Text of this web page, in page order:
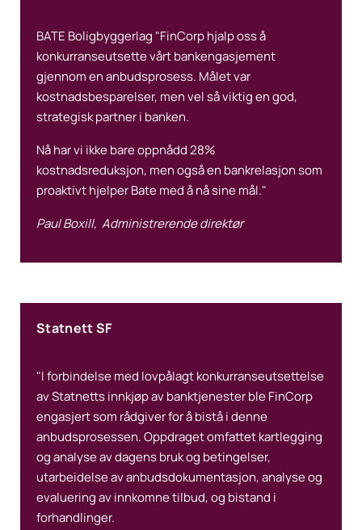
BATE Boligbyggerlag "FinCorp hjalp oss å
konkurranseutsette vårt bankengasjement
gjennom en anbudsprosess. Målet var
kostnadsbesparelser, men vel så viktig en god,
strategisk partner i banken.
Nå har vi ikke bare oppnådd 28%
kostnadsreduksjon, men også en bankrelasjon som
proaktivt hjelper Bate med å nå sine mål."
Paul Boxill, Administrerende direktør
Statnett SF
"I forbindelse med lovpålagt konkurranseutsettelse
av Statnetts innkjøp av banktjenester ble FinCorp
engasjert som rådgiver for å bistå i denne
anbudsprosessen. Oppdraget omfattet kartlegging
og analyse av dagens bruk og betingelser,
utarbeidelse av anbudsdokumentasjon, analyse og
evaluering av innkomne tilbud, og bistand i
forhandlinger.